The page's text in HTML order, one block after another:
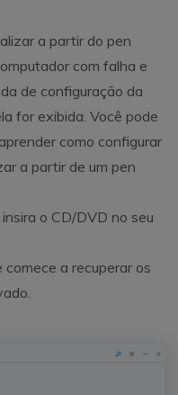
a partir do pen
com falha e
de configuração da
for exibida. Você pode
como configurar
a partir de um pen
o CD/DVD no seu
comece a recuperar os